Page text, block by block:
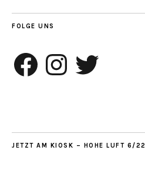
FOLGE UNS
Facebook InstagramTwitter
JETZT AM KIOSK – HOHE LUFT 6/22